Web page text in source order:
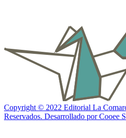
Copyright © 2022 Editorial La
Reservados. Desarrollado por Cooee